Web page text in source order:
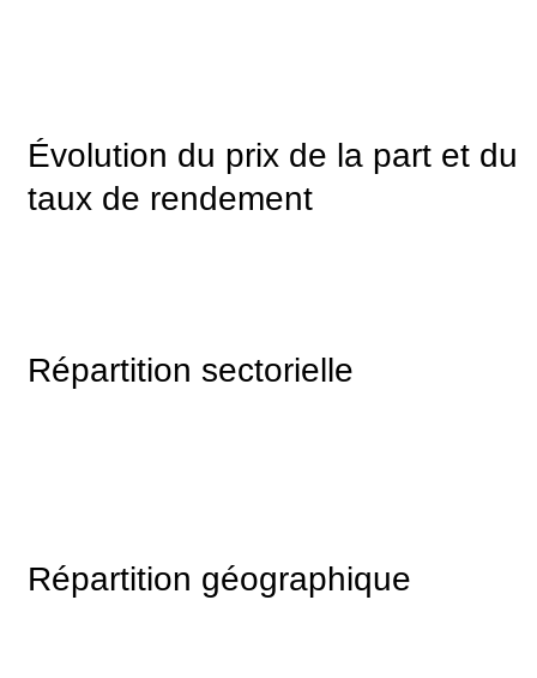
Évolution du prix de la part et du
taux de rendement
Répartition sectorielle
Répartition géographique